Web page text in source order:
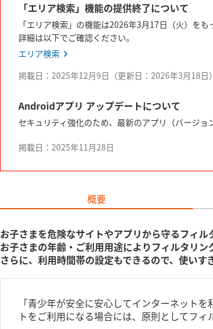
「エリア検索」機能の提供終了について
「エリア検索」の機能は2026年3月17日（火）をも
詳細は以下でご確認ください。
エリア検索
掲載日：2025年12月9日（更新日：2026年3月18日）
Androidアプリ アップデートについて
セキュリティ強化のため、最新のアプリ（バージ
掲載日：2025年11月28日
概要
お子さまを危険なサイトやアプリから守るフィル
お子さまの年齢・ご利用用途によりフィルタリン
さらに、利用時間帯の設定もできるので、使いす
「青少年が安全に安心してインターネット
トをご利用になる場合には、原則としてフィ